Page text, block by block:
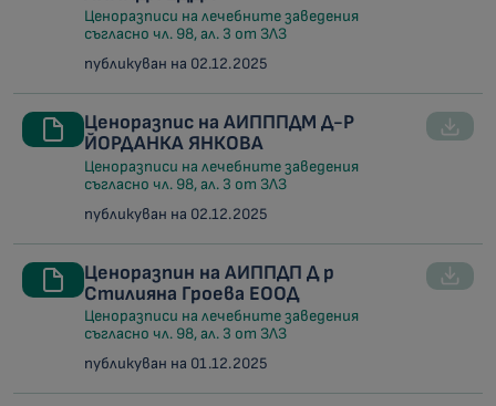
Ценоразписи на лечебните заведения
съгласно чл. 98, ал. 3 от ЗЛЗ
публикуван на 02.12.2025
Ценоразпис на АИПППДМ Д-Р
ЙОРДАНКА ЯНКОВА
Ценоразписи на лечебните заведения
съгласно чл. 98, ал. 3 от ЗЛЗ
публикуван на 02.12.2025
Ценоразпин на АИППДП Д р
Стилияна Гроева ЕООД
Ценоразписи на лечебните заведения
съгласно чл. 98, ал. 3 от ЗЛЗ
публикуван на 01.12.2025